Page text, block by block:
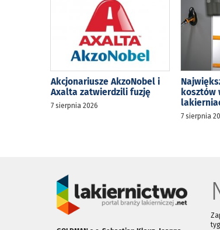
Akcjonariusze AkzoNobel i
Axalta zatwierdzili fuzję
7 sierpnia 2026
kosztów
7 sierpnia